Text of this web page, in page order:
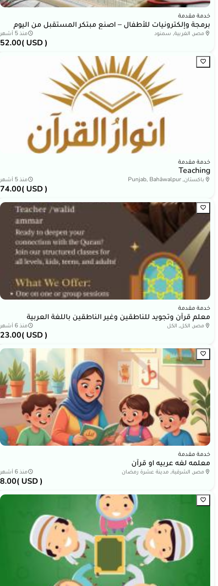
خدمة مقدمة
برمجة وإلكترونيات للأطفال – اصنع مبتكر المستقبل من اليوم
مصر, الغربية, سمنود منذ 5 أشهر
52.00 ( USD )
خدمة مقدمة
Teaching
باكستان, Punjab, Bahāwalpur منذ 5 أشهر
74.00 ( USD )
خدمة مقدمة
معلم قرآن وتجويد للناطقين وغير الناطقين باللغة العربية
مصر, الكل, الكل منذ 6 أشهر
23.00 ( USD )
خدمة مقدمة
معلمه لغه عربيه او قرآن
مصر, الشرقية, مدينة عشرة رمضان منذ 6 أشهر
8.00 ( USD )